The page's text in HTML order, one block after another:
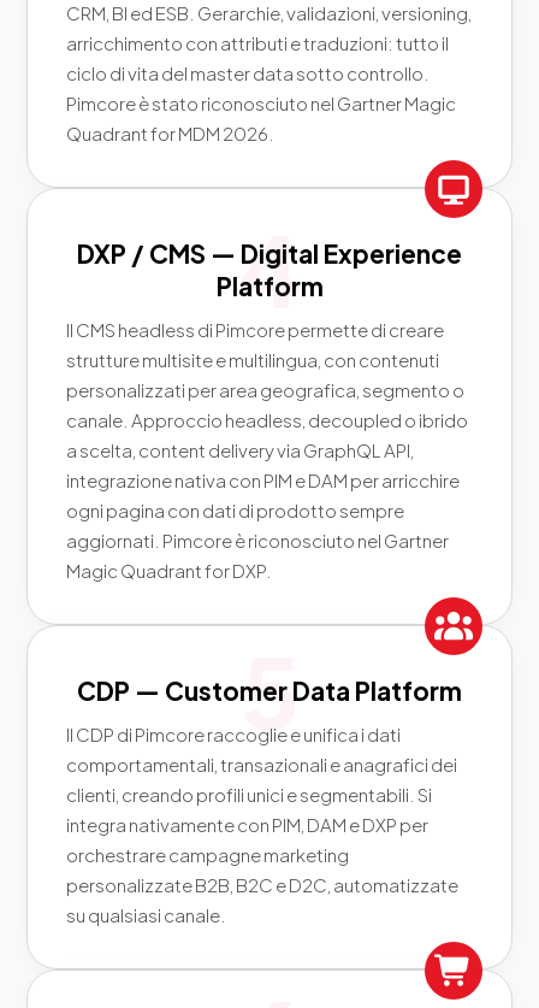
CRM, BI ed ESB. Gerarchie, validazioni, versioning,
arricchimento con attributi e traduzioni: tutto il
ciclo di vita del master data sotto controllo.
Pimcore è stato riconosciuto nel Gartner Magic
Quadrant for MDM 2026.
DXP / CMS — Digital Experience
Platform
Il CMS headless di Pimcore permette di creare
strutture multisite e multilingua, con contenuti
personalizzati per area geografica, segmento o
canale. Approccio headless, decoupled o ibrido
a scelta, content delivery via GraphQL API,
integrazione nativa con PIM e DAM per arricchire
ogni pagina con dati di prodotto sempre
aggiornati. Pimcore è riconosciuto nel Gartner
Magic Quadrant for DXP.
CDP — Customer Data Platform
Il CDP di Pimcore raccoglie e unifica i dati
comportamentali, transazionali e anagrafici dei
clienti, creando profili unici e segmentabili. Si
integra nativamente con PIM, DAM e DXP per
orchestrare campagne marketing
personalizzate B2B, B2C e D2C, automatizzate
su qualsiasi canale.